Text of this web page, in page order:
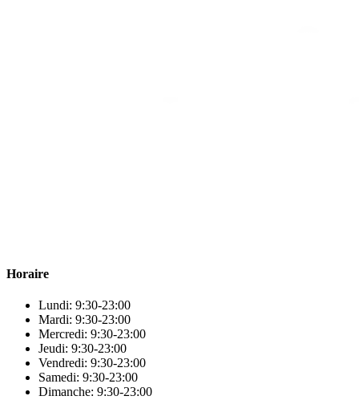
Horaire
Lundi: 9:30-23:00
Mardi: 9:30-23:00
Mercredi: 9:30-23:00
Jeudi: 9:30-23:00
Vendredi: 9:30-23:00
Samedi: 9:30-23:00
Dimanche: 9:30-23:00